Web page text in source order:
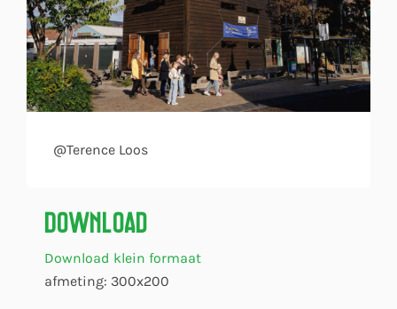
@Terence Loos
Download
Download klein formaat
afmeting: 300x200